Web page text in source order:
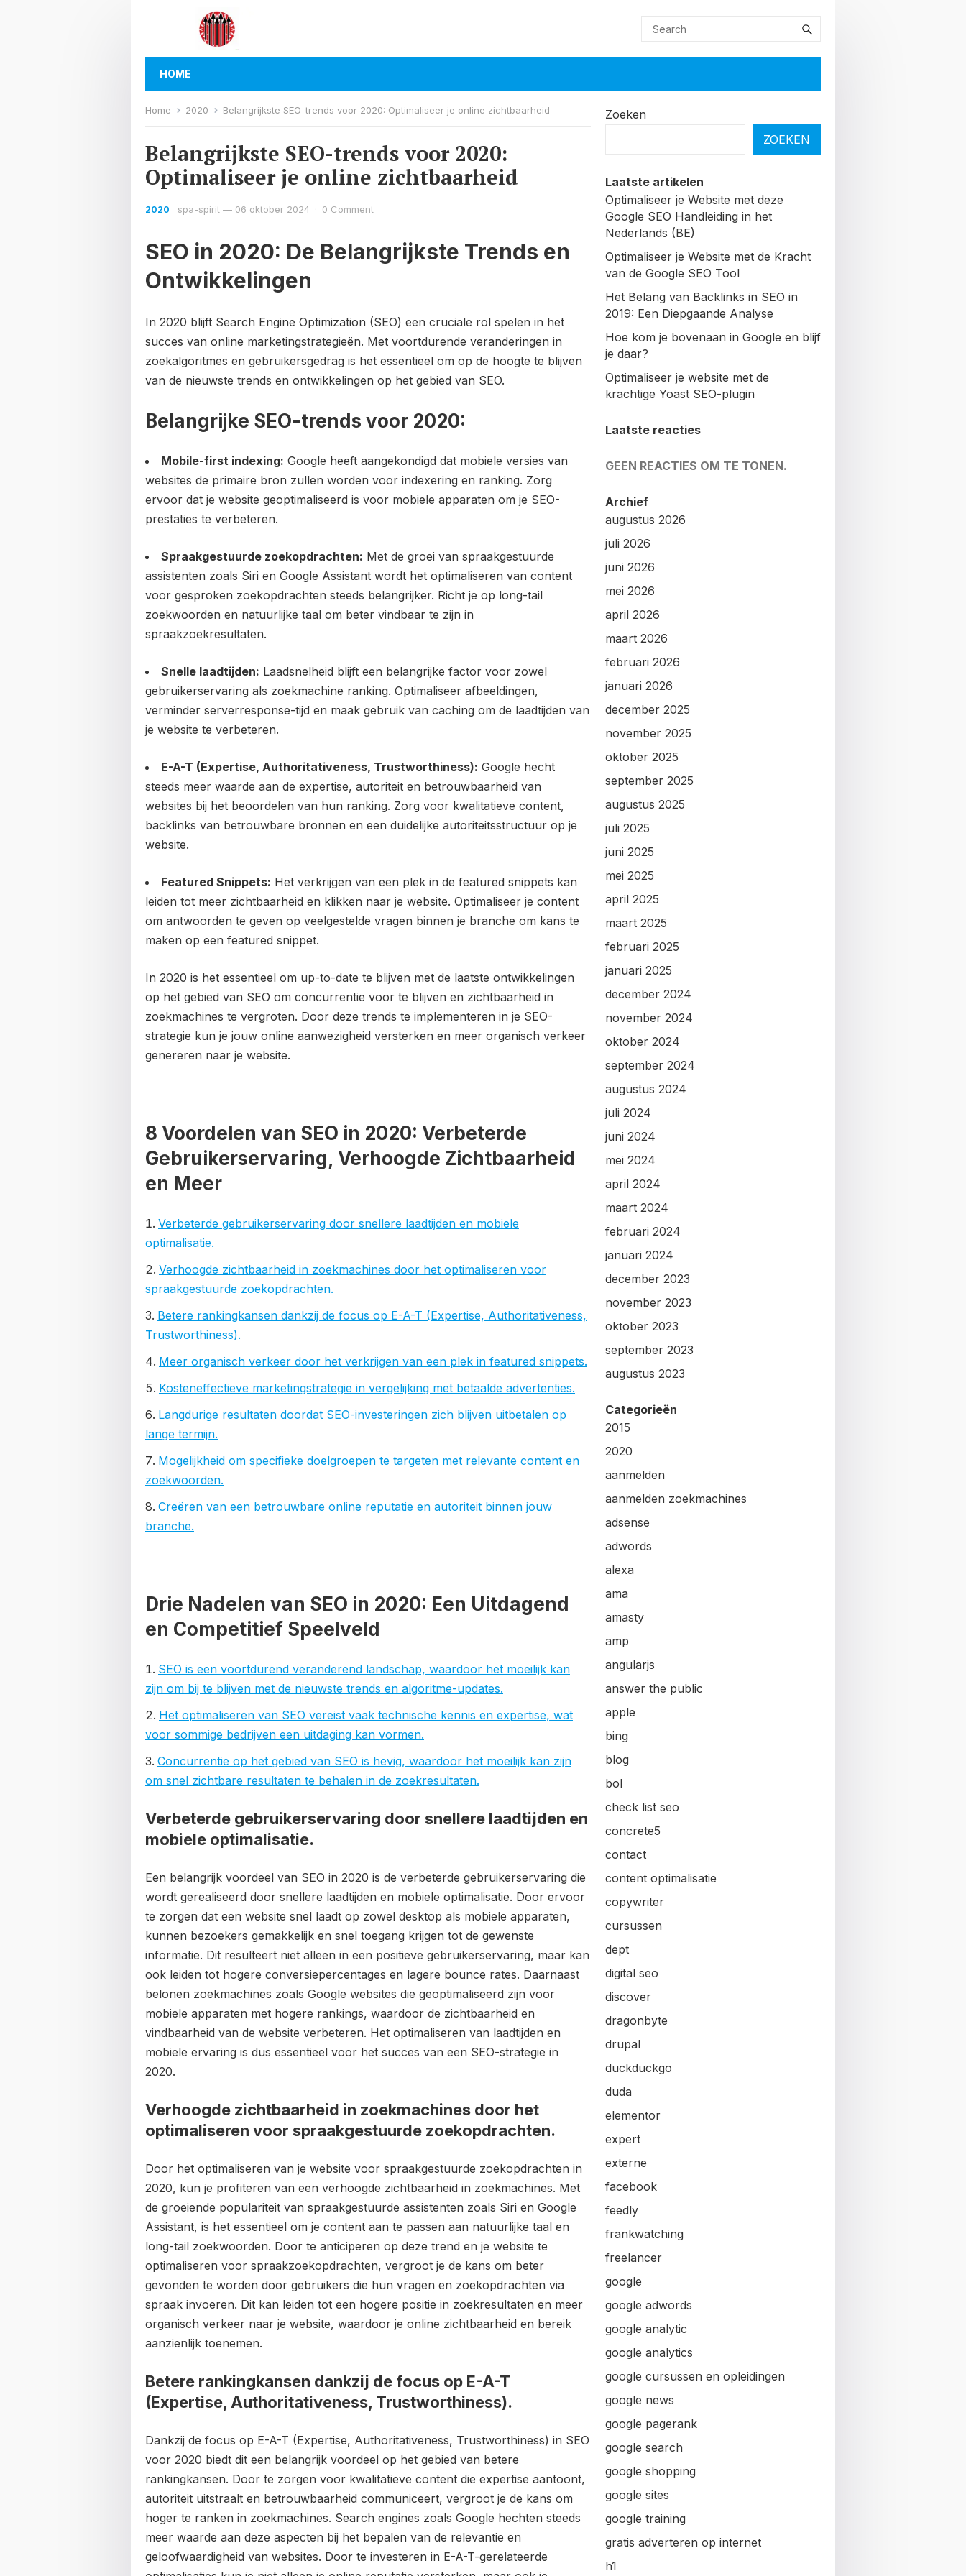
HOME
Home 2020 Belangrijkste SEO-trends voor 2020: Optimaliseer je online zichtbaarheid
Belangrijkste SEO-trends voor 2020:
Optimaliseer je online zichtbaarheid
2020 spa-spirit — 06 oktober 2024 · 0 Comment
SEO in 2020: De Belangrijkste Trends en
Ontwikkelingen
In 2020 blijft Search Engine Optimization (SEO) een cruciale rol spelen in het
succes van online marketingstrategieën. Met voortdurende veranderingen in
zoekalgoritmes en gebruikersgedrag is het essentieel om op de hoogte te blijven
van de nieuwste trends en ontwikkelingen op het gebied van SEO.
Belangrijke SEO-trends voor 2020:
Mobile-first indexing: Google heeft aangekondigd dat mobiele versies van
websites de primaire bron zullen worden voor indexering en ranking. Zorg
ervoor dat je website geoptimaliseerd is voor mobiele apparaten om je SEO-
prestaties te verbeteren.
Spraakgestuurde zoekopdrachten: Met de groei van spraakgestuurde
assistenten zoals Siri en Google Assistant wordt het optimaliseren van content
voor gesproken zoekopdrachten steeds belangrijker. Richt je op long-tail
zoekwoorden en natuurlijke taal om beter vindbaar te zijn in
spraakzoekresultaten.
Snelle laadtijden: Laadsnelheid blijft een belangrijke factor voor zowel
gebruikerservaring als zoekmachine ranking. Optimaliseer afbeeldingen,
verminder serverresponse-tijd en maak gebruik van caching om de laadtijden van
je website te verbeteren.
E-A-T (Expertise, Authoritativeness, Trustworthiness): Google hecht
steeds meer waarde aan de expertise, autoriteit en betrouwbaarheid van
websites bij het beoordelen van hun ranking. Zorg voor kwalitatieve content,
backlinks van betrouwbare bronnen en een duidelijke autoriteitsstructuur op je
website.
Featured Snippets: Het verkrijgen van een plek in de featured snippets kan
leiden tot meer zichtbaarheid en klikken naar je website. Optimaliseer je content
om antwoorden te geven op veelgestelde vragen binnen je branche om kans te
maken op een featured snippet.
In 2020 is het essentieel om up-to-date te blijven met de laatste ontwikkelingen
op het gebied van SEO om concurrentie voor te blijven en zichtbaarheid in
zoekmachines te vergroten. Door deze trends te implementeren in je SEO-
strategie kun je jouw online aanwezigheid versterken en meer organisch verkeer
genereren naar je website.
8 Voordelen van SEO in 2020: Verbeterde
Gebruikerservaring, Verhoogde Zichtbaarheid
en Meer
Verbeterde gebruikerservaring door snellere laadtijden en mobiele
optimalisatie.
Verhoogde zichtbaarheid in zoekmachines door het optimaliseren voor
spraakgestuurde zoekopdrachten.
Betere rankingkansen dankzij de focus op E-A-T (Expertise, Authoritativeness,
Trustworthiness).
Meer organisch verkeer door het verkrijgen van een plek in featured snippets.
Kosteneffectieve marketingstrategie in vergelijking met betaalde advertenties.
Langdurige resultaten doordat SEO-investeringen zich blijven uitbetalen op
lange termijn.
Mogelijkheid om specifieke doelgroepen te targeten met relevante content en
zoekwoorden.
Creëren van een betrouwbare online reputatie en autoriteit binnen jouw
branche.
Drie Nadelen van SEO in 2020: Een Uitdagend
en Competitief Speelveld
SEO is een voortdurend veranderend landschap, waardoor het moeilijk kan
zijn om bij te blijven met de nieuwste trends en algoritme-updates.
Het optimaliseren van SEO vereist vaak technische kennis en expertise, wat
voor sommige bedrijven een uitdaging kan vormen.
Concurrentie op het gebied van SEO is hevig, waardoor het moeilijk kan zijn
om snel zichtbare resultaten te behalen in de zoekresultaten.
Verbeterde gebruikerservaring door snellere laadtijden en
mobiele optimalisatie.
Een belangrijk voordeel van SEO in 2020 is de verbeterde gebruikerservaring die
wordt gerealiseerd door snellere laadtijden en mobiele optimalisatie. Door ervoor
te zorgen dat een website snel laadt op zowel desktop als mobiele apparaten,
kunnen bezoekers gemakkelijk en snel toegang krijgen tot de gewenste
informatie. Dit resulteert niet alleen in een positieve gebruikerservaring, maar kan
ook leiden tot hogere conversiepercentages en lagere bounce rates. Daarnaast
belonen zoekmachines zoals Google websites die geoptimaliseerd zijn voor
mobiele apparaten met hogere rankings, waardoor de zichtbaarheid en
vindbaarheid van de website verbeteren. Het optimaliseren van laadtijden en
mobiele ervaring is dus essentieel voor het succes van een SEO-strategie in
2020.
Verhoogde zichtbaarheid in zoekmachines door het
optimaliseren voor spraakgestuurde zoekopdrachten.
Door het optimaliseren van je website voor spraakgestuurde zoekopdrachten in
2020, kun je profiteren van een verhoogde zichtbaarheid in zoekmachines. Met
de groeiende populariteit van spraakgestuurde assistenten zoals Siri en Google
Assistant, is het essentieel om je content aan te passen aan natuurlijke taal en
long-tail zoekwoorden. Door te anticiperen op deze trend en je website te
optimaliseren voor spraakzoekopdrachten, vergroot je de kans om beter
gevonden te worden door gebruikers die hun vragen en zoekopdrachten via
spraak invoeren. Dit kan leiden tot een hogere positie in zoekresultaten en meer
organisch verkeer naar je website, waardoor je online zichtbaarheid en bereik
aanzienlijk toenemen.
Betere rankingkansen dankzij de focus op E-A-T
(Expertise, Authoritativeness, Trustworthiness).
Dankzij de focus op E-A-T (Expertise, Authoritativeness, Trustworthiness) in SEO
voor 2020 biedt dit een belangrijk voordeel op het gebied van betere
rankingkansen. Door te zorgen voor kwalitatieve content die expertise aantoont,
autoriteit uitstraalt en betrouwbaarheid communiceert, vergroot je de kans om
hoger te ranken in zoekmachines. Search engines zoals Google hechten steeds
meer waarde aan deze aspecten bij het bepalen van de relevantie en
geloofwaardigheid van websites. Door te investeren in E-A-T-gerelateerde
Zoeken
ZOEKEN
Laatste artikelen
Optimaliseer je Website met deze
Google SEO Handleiding in het
Nederlands (BE)
Optimaliseer je Website met de Kracht
van de Google SEO Tool
Het Belang van Backlinks in SEO in
2019: Een Diepgaande Analyse
Hoe kom je bovenaan in Google en blijf
je daar?
Optimaliseer je website met de
krachtige Yoast SEO-plugin
Laatste reacties
GEEN REACTIES OM TE TONEN.
Archief
augustus 2026
juli 2026
juni 2026
mei 2026
april 2026
maart 2026
februari 2026
januari 2026
december 2025
november 2025
oktober 2025
september 2025
augustus 2025
juli 2025
juni 2025
mei 2025
april 2025
maart 2025
februari 2025
januari 2025
december 2024
november 2024
oktober 2024
september 2024
augustus 2024
juli 2024
juni 2024
mei 2024
april 2024
maart 2024
februari 2024
januari 2024
december 2023
november 2023
oktober 2023
september 2023
augustus 2023
Categorieën
2015
2020
aanmelden
aanmelden zoekmachines
adsense
adwords
alexa
ama
amasty
amp
angularjs
answer the public
apple
bing
blog
bol
check list seo
concrete5
contact
content optimalisatie
copywriter
cursussen
dept
digital seo
discover
dragonbyte
drupal
duckduckgo
duda
elementor
expert
externe
facebook
feedly
frankwatching
freelancer
google
google adwords
google analytic
google analytics
google cursussen en opleidingen
google news
google pagerank
google search
google shopping
google sites
google training
gratis adverteren op internet
h1